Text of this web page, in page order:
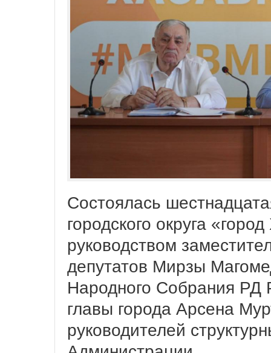
Состоялась
городского округа
руководством
депутатов Мирзы
Народного Собрания РД
главы города Арсена
руководителей